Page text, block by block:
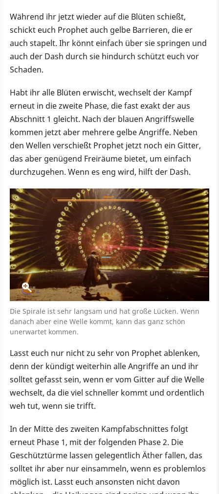
Während ihr jetzt wieder auf die Blüten schießt,
schickt euch Prophet auch gelbe Barrieren, die er
auch stapelt. Ihr könnt einfach über sie springen und
auch der Dash durch sie hindurch schützt euch vor
Schaden.
Habt ihr alle Blüten erwischt, wechselt der Kampf
erneut in die zweite Phase, die fast exakt der aus
Abschnitt 1 gleicht. Nach der blauen Angriffswelle
kommen jetzt aber mehrere gelbe Angriffe. Neben
den Wellen verschießt Prophet jetzt noch ein Gitter,
das aber genügend Freiräume bietet, um einfach
durchzugehen. Wenn es eng wird, hilft der Dash.
Die Spirale ist sehr langsam und hat große Lücken. Wenn
danach aber eine Welle kommt, kann das ganz schön
unerwartet kommen.
Lasst euch nur nicht zu sehr von Prophet ablenken,
denn der kündigt weiterhin alle Angriffe an und ihr
solltet gefasst sein, wenn er vom Gitter auf die Welle
wechselt, da die viel schneller kommt und ordentlich
weh tut, wenn sie trifft.
In der Mitte des zweiten Kampfabschnittes folgt
erneut Phase 1, mit der folgenden Phase 2. Die
Geschütztürme lassen gelegentlich Äther fallen, das
solltet ihr aber nur einsammeln, wenn es problemlos
möglich ist. Lasst euch ansonsten nicht davon